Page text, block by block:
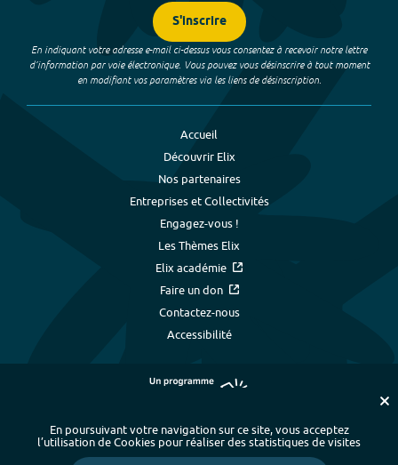
S'inscrire
En indiquant votre adresse e-mail ci-dessus vous consentez à recevoir notre lettre
d’information par voie électronique. Vous pouvez vous désinscrire à tout moment
en modifiant vos paramètres via les liens de désinscription.
Accueil
Découvrir Elix
Nos partenaires
Entreprises et Collectivités
Engagez-vous !
Les Thèmes Elix
Elix académie
Faire un don
Contactez-nous
Accessibilité
Plan du site - Index alphabétique -
En poursuivant votre navigation sur ce site, vous acceptez
l’utilisation de Cookies pour réaliser des statistiques de visites